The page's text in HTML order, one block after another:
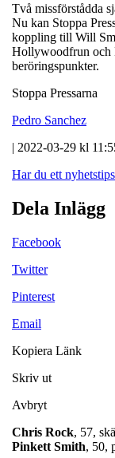
Två missförstådda
Nu kan Stoppa
koppling till Will
Hollywoodfrun och
beröringspunkter.
Stoppa Pressarna
Pedro Sanchez
| 2022-03-29 kl
Har du ett
Dela Inlägg
Facebook
Twitter
Pinterest
Email
Kopiera Länk
Skriv ut
Avbryt
Chris Rock, 57,
Pinkett Smith, 50,